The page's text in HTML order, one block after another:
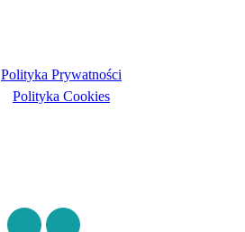
Polityka Prywatności
Polityka Cookies